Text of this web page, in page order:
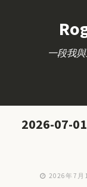
一段我
2026-07-
2026年7月